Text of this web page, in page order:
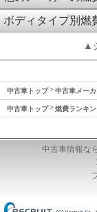
ボディタイプ別燃
▲
中古車トップ 中古車メー
中古車トップ 燃費ランキ
中古車情報な